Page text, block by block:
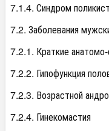
7.1.4. Синдром
7.2. Заболевания
7.2.1. Краткие
7.2.2. Гипофункция
7.2.3. Возрастной
7.2.4. Гинекомастия